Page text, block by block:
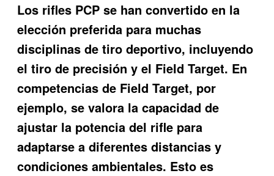
Los rifles PCP se han convertido en la
elección preferida para muchas
disciplinas de tiro deportivo, incluyendo
el tiro de precisión y el Field Target. En
competencias de Field Target, por
ejemplo, se valora la capacidad de
ajustar la potencia del rifle para
adaptarse a diferentes distancias y
condiciones ambientales. Esto es